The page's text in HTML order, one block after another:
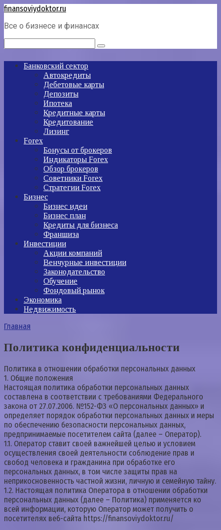
Перейти
контенту
finansoviydoktor.ru
Все о бизнесе и финансах
Банковский сектор
Автокредиты
Дебетовые карты
Депозиты
Ипотека
Кредитные карты
Кредитование
Лизинг
Forex
Бонусы от брокеров
Индикаторы Forex
Обзор брокеров
Советники Forex
Стратегии Forex
Бизнес
Бизнес идеи
Бизнес план
Кредиты для бизнеса
Франшиза
Инвестиции
Акции компаний
Венчурные инвестиции
Законодательство
Обучение
Фондовый рынок
Экономика
Недвижимость
Главная
Политика конфиденциальности
Политика в отношении обработки персональных данных
1. Общие положения
Настоящая политика обработки персональных данных
составлена в соответствии с требованиями Федерального
закона от 27.07.2006. №152-ФЗ «О персональных данных» и
определяет порядок обработки персональных данных и меры
по обеспечению безопасности персональных данных,
предпринимаемые посетителем сайта (далее – Оператор).
1.1. Оператор ставит своей важнейшей целью и условием
осуществления своей деятельности соблюдение прав и
свобод человека и гражданина при обработке его
персональных данных, в том числе защиты прав на
неприкосновенность частной жизни, личную и семейную тайну.
1.2. Настоящая политика Оператора в отношении обработки
персональных данных (далее – Политика) применяется ко
всей информации, которую Оператор может получить о
посетителях веб-сайта https://finansoviydoktor.ru/